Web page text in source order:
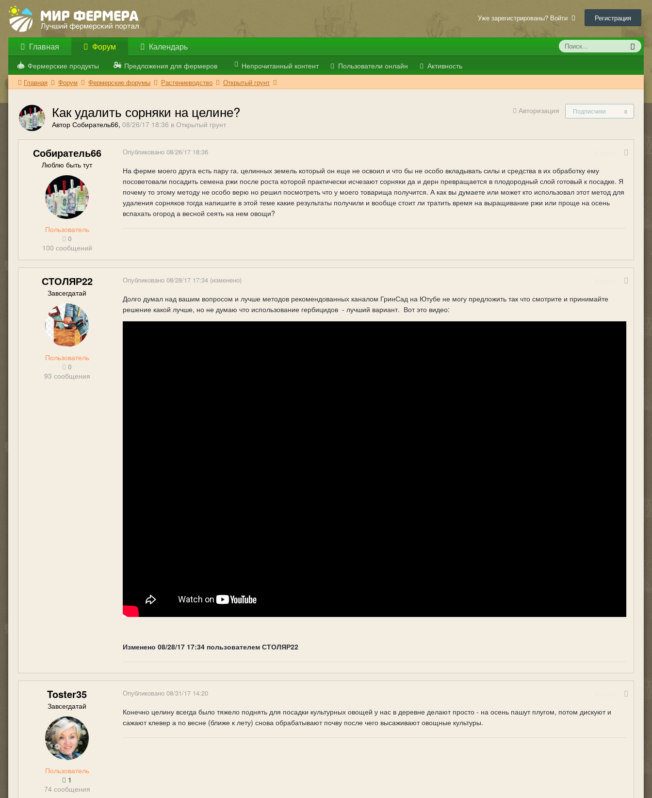
Уже зарегистрированы? Войти Регистрация
Главная Форум
Фермерские продукты Предложения для фермеров Непрочитанный контент Пользователи онлайн Активность
Календарь
Главная Форум Фермерские форумы Растениеводство Открытый грунт
Авторизация Подписчики 0
Как удалить сорняки на целине?
Автор Собиратель66, 08/26/17 18:36 в Открытый грунт
Собиратель66
Люблю быть тут
Пользователь
0
100 сообщений
Опубликовано 08/26/17 18:36
На ферме моего друга есть пару га. целинных земель который он еще не освоил и что бы не особо вкладывать силы и средства в их обработку ему
посоветовали посадить семена ржи после роста которой практически исчезают сорняки да и дерн превращается в плодородный слой готовый к посадке. Я
почему то этому методу не особо верю но решил посмотреть что у моего товарища получится. А как вы думаете или может кто использовал этот метод для
удаления сорняков тогда напишите в этой теме какие результаты получили и вообще стоит ли тратить время на выращивание ржи или проще на осень
вспахать огород а весной сеять на нем овощи?
СТОЛЯР22
Завсегдатай
Пользователь
0
93 сообщения
Опубликовано 08/28/17 17:34 (изменено)
Долго думал над вашим вопросом и лучше методов рекомендованных каналом ГринСад на Ютубе не могу предложить так что смотрите и принимайте
решение какой лучше, но не думаю что использование гербицидов - лучший вариант. Вот это видео:
Изменено 08/28/17 17:34 пользователем СТОЛЯР22
Toster35
Завсегдатай
Пользователь
1
74 сообщения
Опубликовано 08/31/17 14:20
Конечно целину всегда было тяжело поднять для посадки культурных овощей у нас в деревне делают просто - на осень пашут плугом, потом дискуют и
сажают клевер а по весне (ближе к лету) снова обрабатывают почву после чего высаживают овощные культуры.